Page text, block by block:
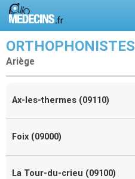
ORTHOPHONISTES
Ariège
Ax-les-thermes (09110)
Foix (09000)
La Tour-du-crieu (09100)